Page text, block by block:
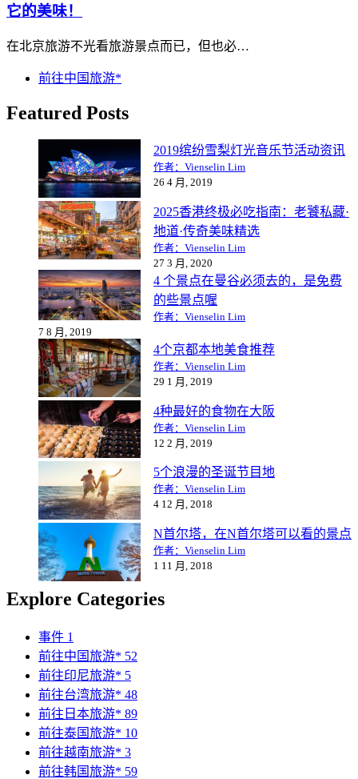
它的美味！
在北京旅游不光看旅游景点而已，但也必…
前往中国旅游*
Featured Posts
2019缤纷雪梨灯光音乐节活动资讯
作者：Vienselin Lim
26 4 月, 2019
2025香港终极必吃指南：老饕私藏·
地道·传奇美味精选
作者：Vienselin Lim
27 3 月, 2020
4 个景点在曼谷必须去的，是免费
的些景点喔
作者：Vienselin Lim
7 8 月, 2019
4个京都本地美食推荐
作者：Vienselin Lim
29 1 月, 2019
4种最好的食物在大阪
作者：Vienselin Lim
12 2 月, 2019
5个浪漫的圣诞节目地
作者：Vienselin Lim
4 12 月, 2018
N首尔塔，在N首尔塔可以看的景点
作者：Vienselin Lim
1 11 月, 2018
Explore Categories
事件 1
前往中国旅游* 52
前往印尼旅游* 5
前往台湾旅游* 48
前往日本旅游* 89
前往泰国旅游* 10
前往越南旅游* 3
前往韩国旅游* 59